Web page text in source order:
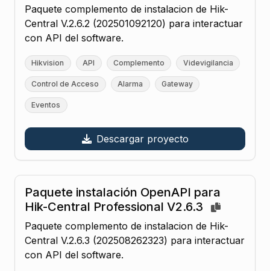
Paquete complemento de instalacion de Hik-
Central V.2.6.2 (202501092120) para interactuar
con API del software.
Hikvision API Complemento Videvigilancia
Control de Acceso Alarma Gateway
Eventos
Descargar proyecto
Paquete instalación OpenAPI para
Hik-Central Professional V2.6.3
Paquete complemento de instalacion de Hik-
Central V.2.6.3 (202508262323) para interactuar
con API del software.